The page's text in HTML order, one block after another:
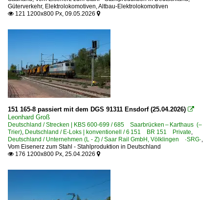
Güterverkehr, Elektrolokomotiven Altbau-Elektrolokomotiven
 121 1200x800 Px, 09.05.2026 
151 165-8 passiert mit dem DGS 91311 Ensdorf (25.04.2026) 
Leonhard Groß
Deutschland / Strecken | KBS 600-699 / 685 Saarbrücken – Karthaus (–
Trier) Deutschland / E-Loks | konventionell / 6 151 BR 151 Private
Deutschland / Unternehmen (L - Z) / Saar Rail GmbH, Völklingen ·SRG·
Vom Eisenerz zum Stahl - Stahlproduktion in Deutschland
 176 1200x800 Px, 25.04.2026 